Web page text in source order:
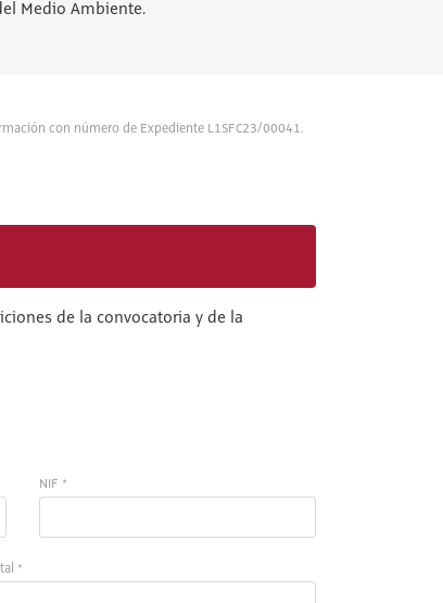
Medio Ambiente.
con número de Expediente L1SFC23/00041.
de la convocatoria y de la
NIF *
*